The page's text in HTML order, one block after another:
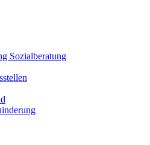
Sozialberatung